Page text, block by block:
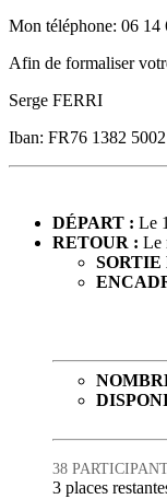
Mon téléphone: 06 14
Afin de formaliser
Serge FERRI
Iban: FR76 1382
DÉPART : Le
RETOUR : Le
SORTIE
38
3 places